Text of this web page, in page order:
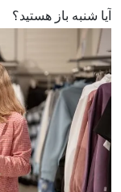
آیا شنبه باز هستید؟